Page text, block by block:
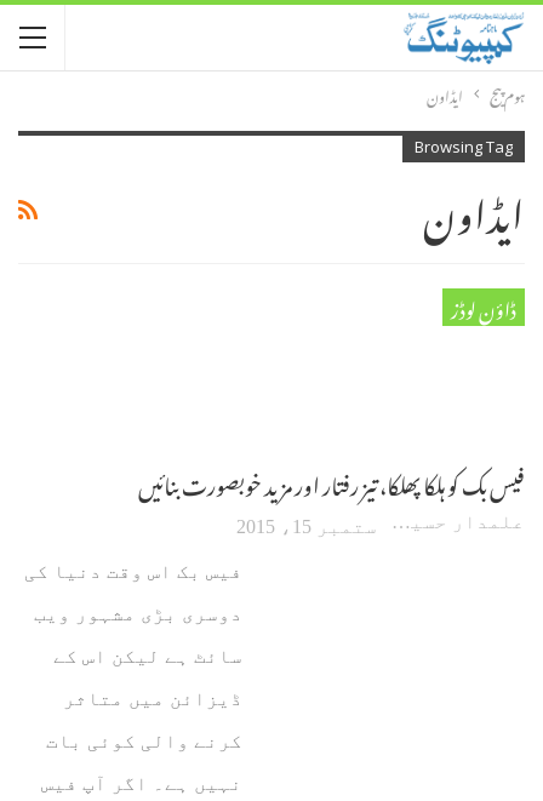
ہوم پیج ایڈاون
Browsing Tag
ایڈاون
ڈاؤن لوڈز
فیس بک کو ہلکا پھلکا، تیز رفتار اور مزید خوبصورت بنائیں
علمدار حسین ستمبر 15، 2015
فیس بک اس وقت دنیا کی
دوسری بڑی مشہور ویب
سائٹ ہے لیکن اس کے
ڈیزائن میں متاثر
کرنے والی کوئی بات
نہیں ہے۔ اگر آپ فیس